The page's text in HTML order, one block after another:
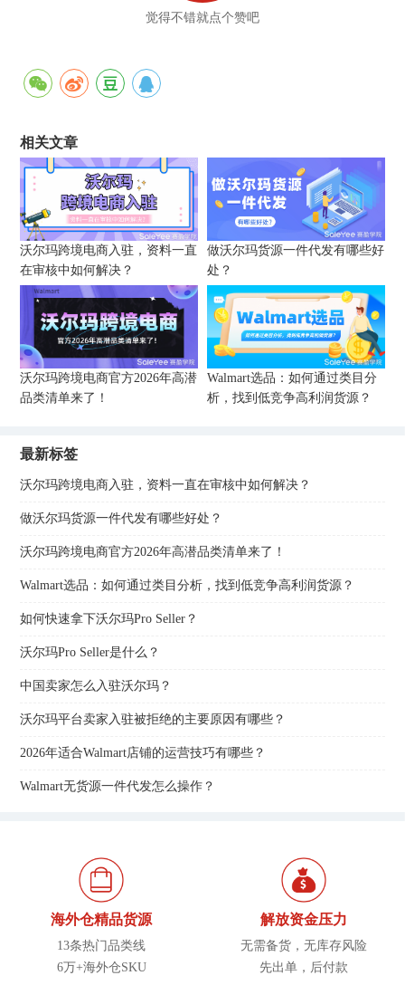
觉得不错就点个赞吧
相关文章
沃尔玛跨境电商入驻，资料一直
在审核中如何解决？
做沃尔玛货源一件代发有哪些好
处？
沃尔玛跨境电商官方2026年高潜
品类清单来了！
Walmart选品：如何通过类目分
析，找到低竞争高利润货源？
最新标签
沃尔玛跨境电商入驻，资料一直在审核中如何解决？
做沃尔玛货源一件代发有哪些好处？
沃尔玛跨境电商官方2026年高潜品类清单来了！
Walmart选品：如何通过类目分析，找到低竞争高利润货源？
如何快速拿下沃尔玛Pro Seller？
沃尔玛Pro Seller是什么？
中国卖家怎么入驻沃尔玛？
沃尔玛平台卖家入驻被拒绝的主要原因有哪些？
2026年适合Walmart店铺的运营技巧有哪些？
Walmart无货源一件代发怎么操作？
海外仓精品货源
13条热门品类线
6万+海外仓SKU
解放资金压力
无需备货，无库存风险
先出单，后付款